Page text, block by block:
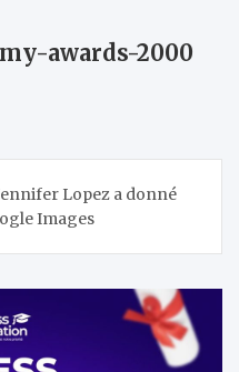
awards-2000
Lopez a donné
Images